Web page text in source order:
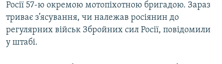
Усі сайти RFE/RL
Росії 57-ю окремою мотопіхотною бригадою. Зараз
триває з’ясування, чи належав росіянин до
регулярних військ Збройних сил Росії, повідомили
у штабі.